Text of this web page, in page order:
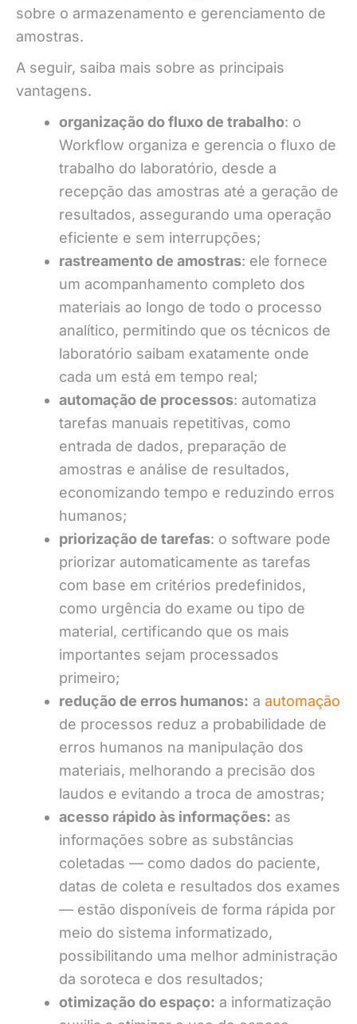
sobre o armazenamento e gerenciamento de
amostras.
A seguir, saiba mais sobre as principais
vantagens.
organização do fluxo de trabalho: o
Workflow organiza e gerencia o fluxo de
trabalho do laboratório, desde a
recepção das amostras até a geração de
resultados, assegurando uma operação
eficiente e sem interrupções;
rastreamento de amostras: ele fornece
um acompanhamento completo dos
materiais ao longo de todo o processo
analítico, permitindo que os técnicos de
laboratório saibam exatamente onde
cada um está em tempo real;
automação de processos: automatiza
tarefas manuais repetitivas, como
entrada de dados, preparação de
amostras e análise de resultados,
economizando tempo e reduzindo erros
humanos;
priorização de tarefas: o software pode
priorizar automaticamente as tarefas
com base em critérios predefinidos,
como urgência do exame ou tipo de
material, certificando que os mais
importantes sejam processados
primeiro;
redução de erros humanos: a automação
de processos reduz a probabilidade de
erros humanos na manipulação dos
materiais, melhorando a precisão dos
laudos e evitando a troca de amostras;
acesso rápido às informações: as
informações sobre as substâncias
coletadas — como dados do paciente,
datas de coleta e resultados dos exames
— estão disponíveis de forma rápida por
meio do sistema informatizado,
possibilitando uma melhor administração
da soroteca e dos resultados;
otimização do espaço: a informatização